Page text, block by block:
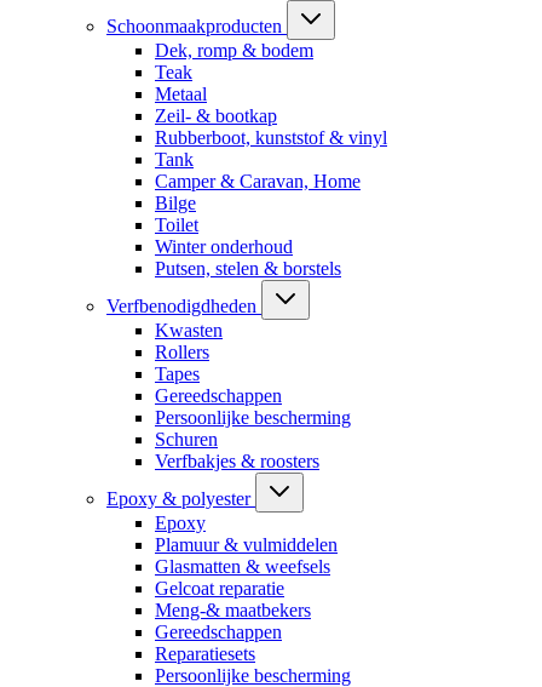
Schoonmaakproducten
Dek, romp & bodem
Teak
Metaal
Zeil- & bootkap
Rubberboot, kunststof & vinyl
Tank
Camper & Caravan, Home
Bilge
Toilet
Winter onderhoud
Putsen, stelen & borstels
Verfbenodigdheden
Kwasten
Rollers
Tapes
Gereedschappen
Persoonlijke bescherming
Schuren
Verfbakjes & roosters
Epoxy & polyester
Epoxy
Plamuur & vulmiddelen
Glasmatten & weefsels
Gelcoat reparatie
Meng-& maatbekers
Gereedschappen
Reparatiesets
Persoonlijke bescherming